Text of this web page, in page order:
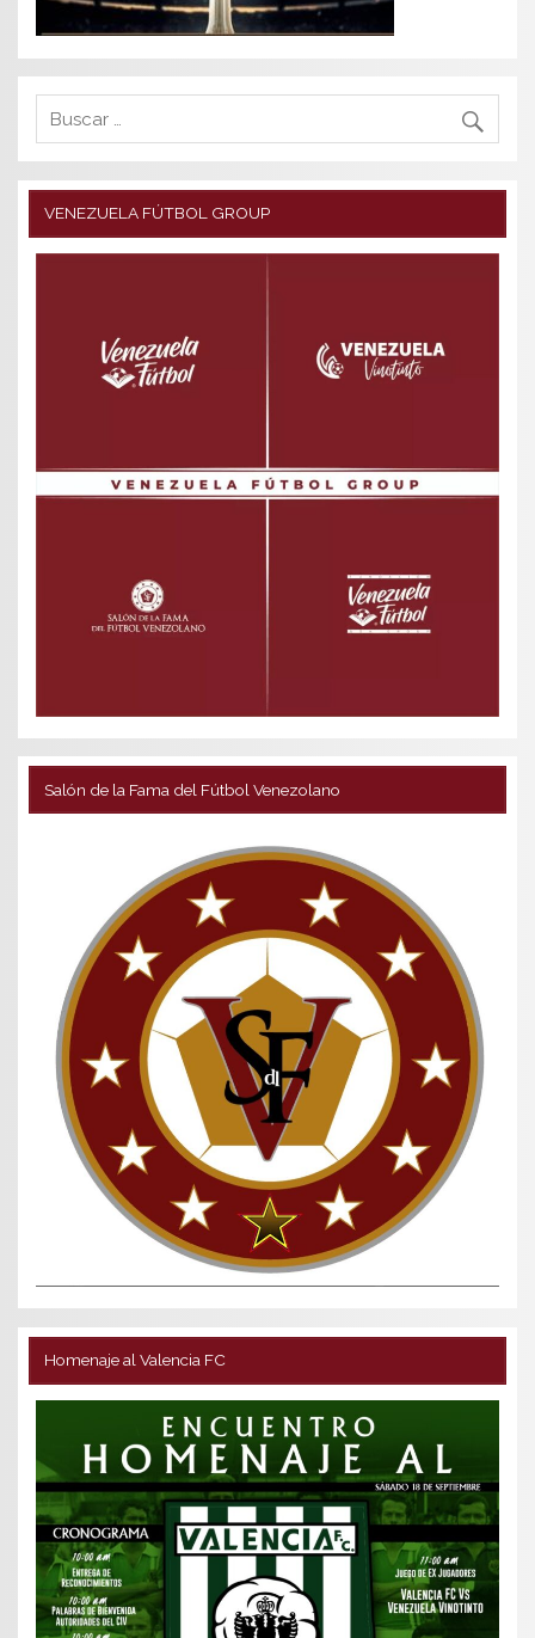
VENEZUELA FÚTBOL GROUP
Salón de la Fama del Fútbol Venezolano
Homenaje al Valencia FC